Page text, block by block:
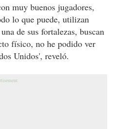
muy buenos jugadores,
lo que puede, utilizan
de sus fortalezas, buscan
físico, no he podido ver
Unidos', reveló.